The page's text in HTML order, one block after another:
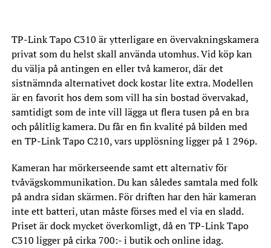
TP-Link Tapo C310 är ytterligare en övervakningskamera
privat som du helst skall använda utomhus. Vid köp kan
du välja på antingen en eller två kameror, där det
sistnämnda alternativet dock kostar lite extra. Modellen
är en favorit hos dem som vill ha sin bostad övervakad,
samtidigt som de inte vill lägga ut flera tusen på en bra
och pålitlig kamera. Du får en fin kvalité på bilden med
en TP-Link Tapo C210, vars upplösning ligger på 1 296p.
Kameran har mörkerseende samt ett alternativ för
tvåvägskommunikation. Du kan således samtala med folk
på andra sidan skärmen. För driften har den här kameran
inte ett batteri, utan måste förses med el via en sladd.
Priset är dock mycket överkomligt, då en TP-Link Tapo
C310 ligger på cirka 700:- i butik och online idag.